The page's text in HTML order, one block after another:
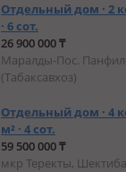
Отдельный дом · 2
· 6 сот.
26 900 000 ₸
Маралды-Пос.
(Табаксавхоз)
Отдельный дом · 4
м² · 4 сот.
59 500 000 ₸
мкр Теректы,